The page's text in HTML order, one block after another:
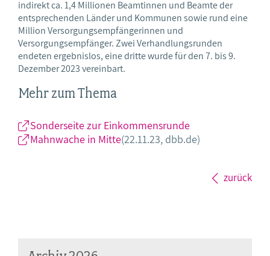
indirekt ca. 1,4 Millionen Beamtinnen und Beamte der
entsprechenden Länder und Kommunen sowie rund eine
Million Versorgungsempfängerinnen und
Versorgungsempfänger. Zwei Verhandlungsrunden
endeten ergebnislos, eine dritte wurde für den 7. bis 9.
Dezember 2023 vereinbart.
Mehr zum Thema
Sonderseite zur Einkommensrunde
Mahnwache in Mitte(22.11.23, dbb.de)
zurück